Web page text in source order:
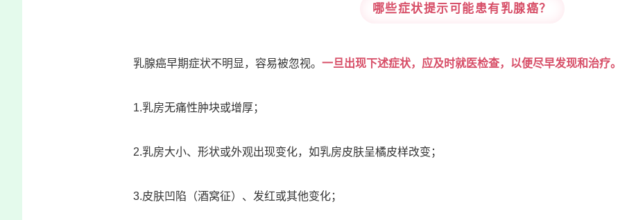
哪些症状提示可能患有乳腺癌？
乳腺癌早期症状不明显，容易被忽视。 一旦出现下述症状，应及时就医检查，以便尽早发现和治疗。
1.乳房无痛性肿块或增厚；
2.乳房大小、形状或外观出现变化，如乳房皮肤呈橘皮样改变 ；
3.皮肤凹陷（酒窝征）、发红或其他变化；